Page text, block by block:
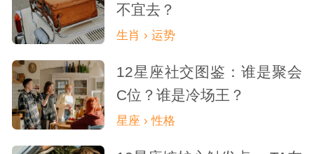
不宜去？
生肖 › 运势
12星座社交图鉴：谁是聚会
C位？谁是冷场王？
星座 › 性格